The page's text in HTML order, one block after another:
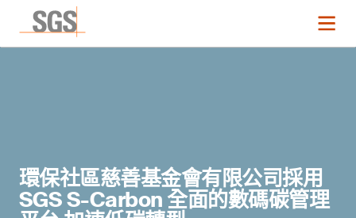
環保社區慈善基金會有限公司採用
SGS S-Carbon 全面的數碼碳管理